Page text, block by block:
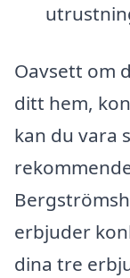
Oavsett om
ditt hem,
kan du vara
erbjuder
dina tre